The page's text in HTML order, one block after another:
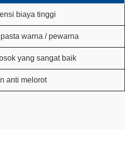
biaya tinggi
warna / pewarna
yang sangat baik
anti melorot